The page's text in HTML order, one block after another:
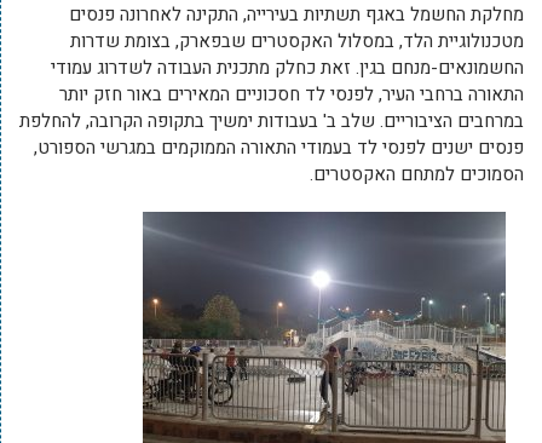
מחלקת החשמל באגף תשתיות בעירייה, התקינה לאחרונה פנסים
מטכנולוגיית הלד, במסלול האקסטרים שבפארק, בצומת שדרות
החשמונאים-מנחם בגין. זאת כחלק מתכנית העבודה לשדרוג עמודי
התאורה ברחבי העיר, לפנסי לד חסכוניים המאירים באור חזק יותר
במרחבים הציבוריים. שלב ב' בעבודות ימשיך בתקופה הקרובה, להחלפת
פנסים ישנים לפנסי לד בעמודי התאורה הממוקמים במגרשי הספורט,
הסמוכים למתחם האקסטרים.